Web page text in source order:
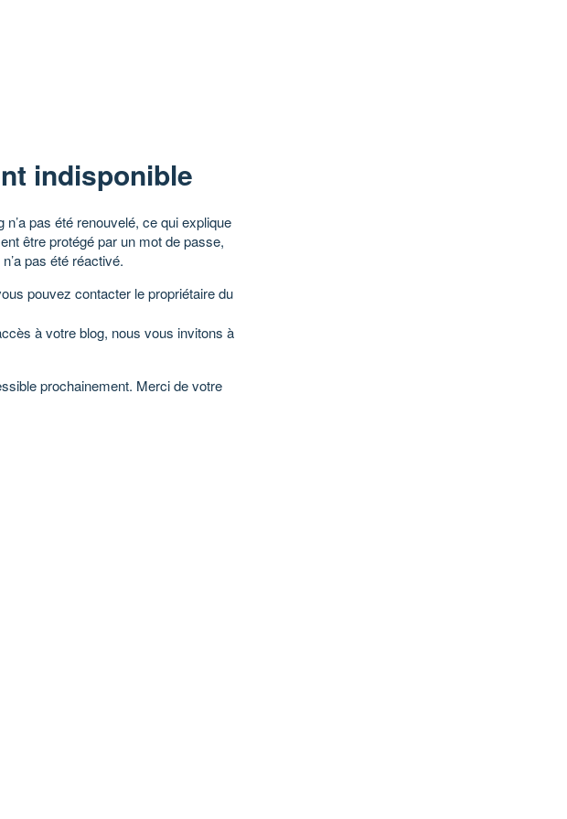
indisponible
pas été renouvelé, ce qui explique
être protégé par un mot de passe,
pas été réactivé.
pouvez contacter le propriétaire du
à votre blog, nous vous invitons à
prochainement. Merci de votre